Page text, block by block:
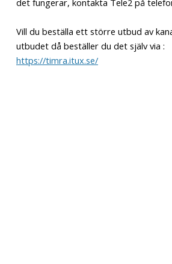
det fungerar, kontakta Tele2 på
Vill du beställa ett större utbud av
utbudet då beställer du det själv via :
https://timra.itux.se/